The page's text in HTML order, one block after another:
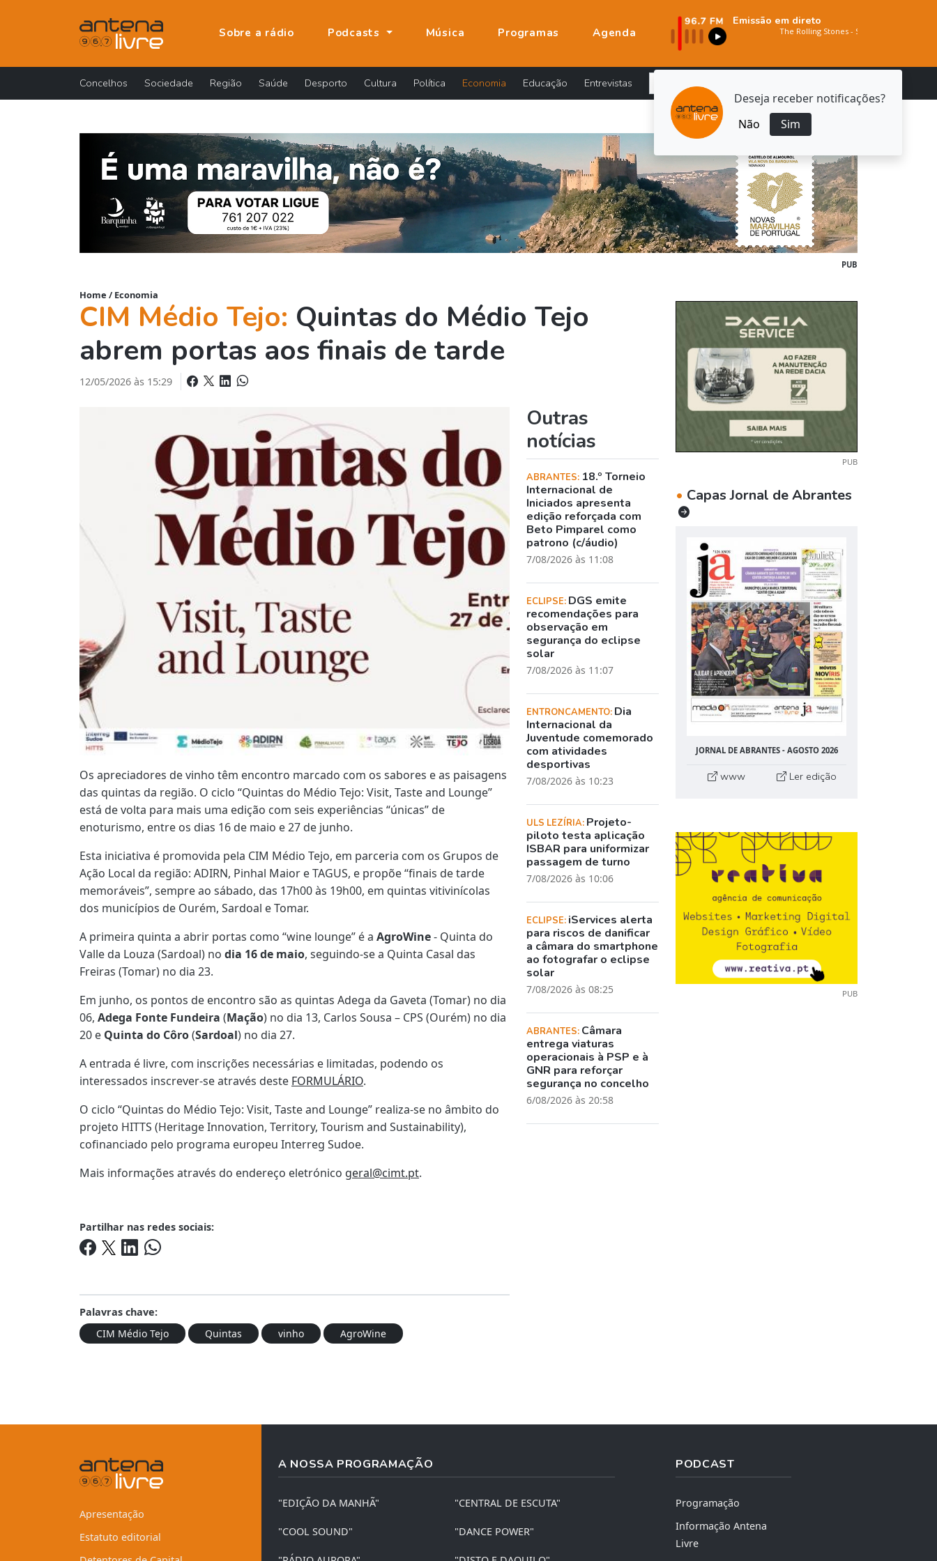
Deseja receber notificações?
Não
Sim
Sobre a rádio Podcasts Música Programas Agenda
Emissão em direto
Concelhos Sociedade Região Saúde Desporto Cultura Política Economia Educação Entrevistas
PUB
Home / Economia
CIM Médio Tejo: Quintas do Médio Tejo
abrem portas aos finais de tarde
12/05/2026 às 15:29
Os apreciadores de vinho têm encontro marcado com os sabores e as paisagens
das quintas da região. O ciclo “Quintas do Médio Tejo: Visit, Taste and Lounge”
está de volta para mais uma edição com seis experiências “únicas” de
enoturismo, entre os dias 16 de maio e 27 de junho.
Esta iniciativa é promovida pela CIM Médio Tejo, em parceria com os Grupos de
Ação Local da região: ADIRN, Pinhal Maior e TAGUS, e propõe “finais de tarde
memoráveis”, sempre ao sábado, das 17h00 às 19h00, em quintas vitivinícolas
dos municípios de Ourém, Sardoal e Tomar.
A primeira quinta a abrir portas como “wine lounge” é a AgroWine- Quinta do
Valle da Louza (Sardoal) no dia 16 de maio, seguindo-se a Quinta Casal das
Freiras (Tomar) no dia 23.
Em junho, os pontos de encontro são as quintas Adega da Gaveta (Tomar) no dia
06, Adega Fonte Fundeira (Mação) no dia 13, Carlos Sousa – CPS (Ourém) no dia
20 e Quinta do Côro(Sardoal) no dia 27.
A entrada é livre, com inscrições necessárias e limitadas, podendo os
interessados inscrever-se através deste FORMULÁRIO.
O ciclo “Quintas do Médio Tejo: Visit, Taste and Lounge” realiza-se no âmbito do
projeto HITTS (Heritage Innovation, Territory, Tourism and Sustainability),
cofinanciado pelo programa europeu Interreg Sudoe.
Mais informações através do endereço eletrónico geral@cimt.pt.
Partilhar nas redes sociais:
Palavras chave:
CIM Médio Tejo
Quintas vinho AgroWine
Outras
notícias
ABRANTES: 18.º Torneio
Internacional de
Iniciados apresenta
edição reforçada com
Beto Pimparel como
patrono (c/áudio)
7/08/2026 às 11:08
ECLIPSE: DGS emite
recomendações para
observação em
segurança do eclipse
solar
7/08/2026 às 11:07
ENTRONCAMENTO: Dia
Internacional da
Juventude comemorado
com atividades
desportivas
7/08/2026 às 10:23
ULS LEZÍRIA: Projeto-
piloto testa aplicação
ISBAR para uniformizar
passagem de turno
7/08/2026 às 10:06
ECLIPSE: iServices alerta
para riscos de danificar
a câmara do smartphone
ao fotografar o eclipse
solar
7/08/2026 às 08:25
ABRANTES: Câmara
entrega viaturas
operacionais à PSP e à
GNR para reforçar
segurança no concelho
6/08/2026 às 20:58
PUB
• Capas Jornal de Abrantes
JORNAL DE ABRANTES - AGOSTO 2026
www Ler edição
PUB
Apresentação
Estatuto editorial
A NOSSA PROGRAMAÇÃO
"EDIÇÃO DA MANHÃ" "CENTRAL DE ESCUTA"
"COOL SOUND" "DANCE POWER"
PODCAST
Programação
Informação Antena
Livre